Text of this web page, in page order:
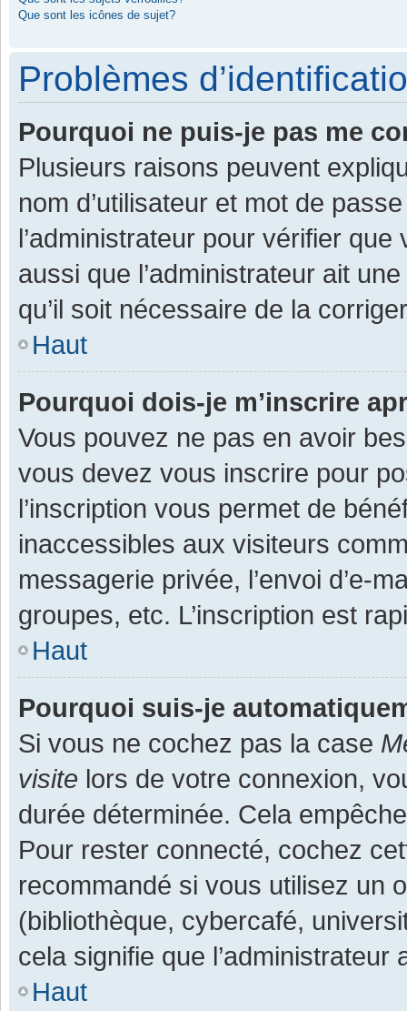
Que sont les icônes de sujet?
Problèmes
Pourquoi ne puis-je pas me
Plusieurs raisons peuvent
nom d’utilisateur et mot de
l’administrateur pour vérifier
aussi que l’administrateur ait
qu’il soit nécessaire de la
Haut
Pourquoi dois-je m’inscrire
Vous pouvez ne pas en avoir
vous devez vous inscrire pour
l’inscription vous permet de
inaccessibles aux visiteurs
messagerie privée, l’envoi d’e-
groupes, etc. L’inscription est
Haut
Pourquoi suis-je
Si vous ne cochez pas la case
visite lors de votre connexion,
durée déterminée. Cela
Pour rester connecté, cochez
recommandé si vous utilisez un
(bibliothèque, cybercafé,
cela signifie que
Haut